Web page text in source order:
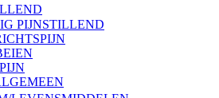
PIJNSTILLEND